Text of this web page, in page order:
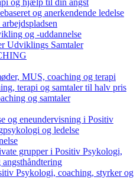
og hjælp til din angst
og anerkendende ledelse
og -uddannelse
Udviklings Samtaler
MUS, coaching og terapi
terapi og samtaler til halv pris
og samtaler
og eneundervisning i Positiv
og ledelse
grupper i Positiv Psykologi,
angsthåndtering
Psykologi, coaching, styrker og